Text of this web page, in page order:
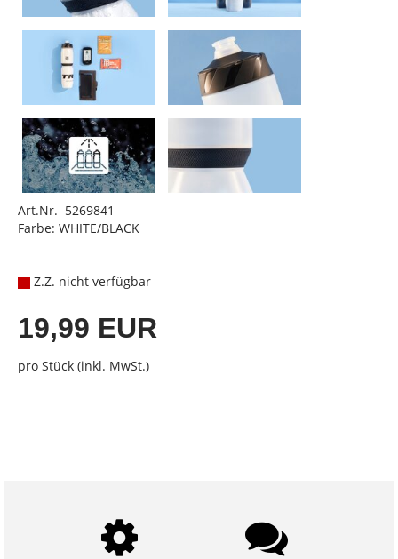
Art.Nr. 5269841
Farbe: WHITE/BLACK
Z.Z. nicht verfügbar
19,99 EUR
pro Stück (inkl. MwSt.)